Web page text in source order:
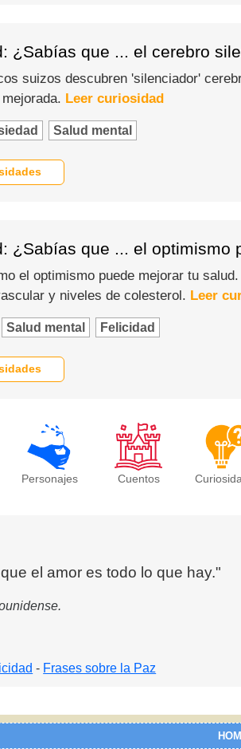
¿Sabías que ... el cerebro
suizos descubren 'silenciador'
Leer curiosidad
Salud mental
¿Sabías que ... el optimismo
el optimismo puede mejorar tu
y niveles de colesterol. Leer
Salud mental Felicidad
Personajes Cuentos
el amor es todo lo que hay."
- Frases sobre la Paz